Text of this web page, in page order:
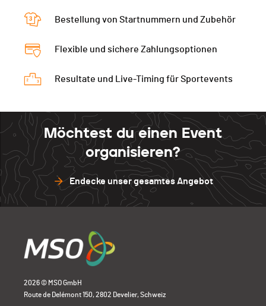
Bestellung von Startnummern und Zubehör
Flexible und sichere Zahlungsoptionen
Resultate und Live-Timing für Sportevents
Möchtest du einen Event
organisieren?
Endecke unser gesamtes Angebot
2026 © MSO GmbH
Route de Delémont 150, 2802 Develier, Schweiz